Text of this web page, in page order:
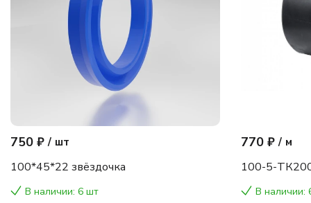
750 ₽ / шт
100*45*22 звёздочка
В наличии: 6 шт
770 ₽ / м
100-5-
В наличии: